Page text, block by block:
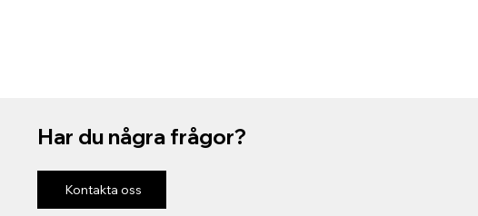
Har du några frågor?
Kontakta oss